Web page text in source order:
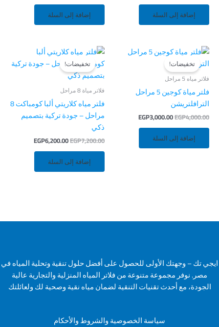
إضافة إلى السلة إضافة إلى السلة
تخفيضات!
فلاتر مياه 5 مراحل
فلتر مياة كوجين 5 مراحل
الترافلتريشن
EGP4,000.00
السعر
الأصلي
هو:
EGP4,000.00.
EGP3,000.00
السعر
الحالي
إضافة إلى السلة
تخفيضات!
فلاتر مياة 8 مراحل
فلتر مياه كلاريتي ألبا كومباكت 8
مراحل – جودة تركية بتصميم
ذكي
EGP7,200.00
السعر
الأصلي
هو:
EGP7,200.00.
EGP6,200.00
الحالي
هو:
إضافة إلى السلة
ايجي تك – وجهتك الأولى للحصول على أفضل حلول تنقية وتحلية المياه في
مصر. نوفر مجموعة متنوعة من فلاتر المياه المنزلية والتجارية عالية
الجودة، مع أحدث تقنيات التنقية لضمان مياه نقية وصحية لك ولعائلتك
سياسة الخصوصية والشروط والأحكام